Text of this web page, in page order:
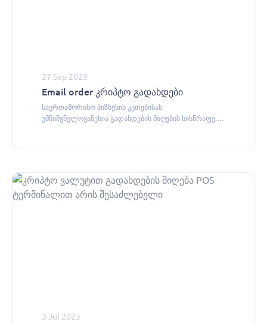
Email order კრიპტო გადახდები
საერთაშორისო ბიზნესის კეთებისას
უმნიშვნელოვანესია გადახდების მიღების სისწრაფე,
27 Sep 2023
3 Jul 2023